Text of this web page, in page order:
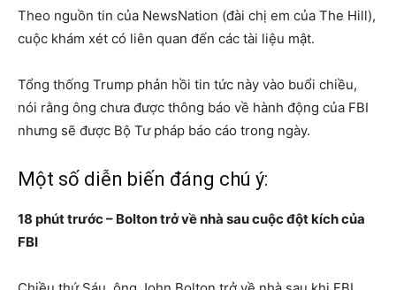
Theo nguồn tin của NewsNation (đài chị em của The Hill),
cuộc khám xét có liên quan đến các tài liệu mật.
Tổng thống Trump phản hồi tin tức này vào buổi chiều,
nói rằng ông chưa được thông báo về hành động của FBI
nhưng sẽ được Bộ Tư pháp báo cáo trong ngày.
Một số diễn biến đáng chú ý:
18 phút trước – Bolton trở về nhà sau cuộc đột kích của
FBI